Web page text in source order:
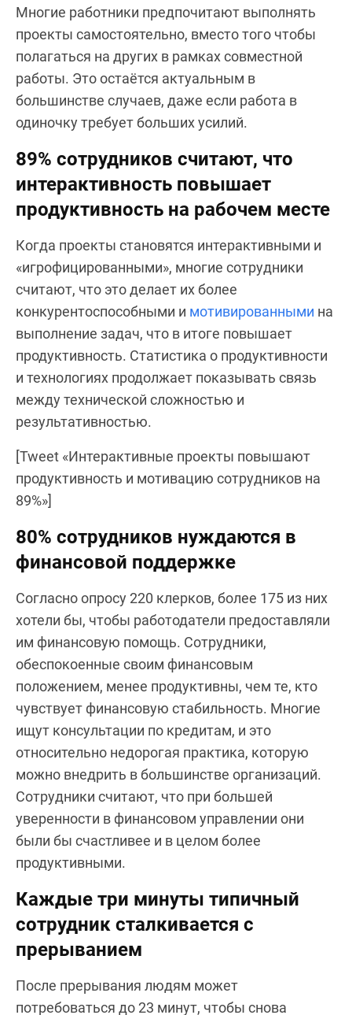
Многие работники предпочитают выполнять
проекты самостоятельно, вместо того чтобы
полагаться на других в рамках совместной
работы. Это остаётся актуальным в
большинстве случаев, даже если работа в
одиночку требует больших усилий.
89% сотрудников считают, что
интерактивность повышает
продуктивность на рабочем месте
Когда проекты становятся интерактивными и
«игрофицированными», многие сотрудники
считают, что это делает их более
конкурентоспособными и мотивированными на
выполнение задач, что в итоге повышает
продуктивность. Статистика о продуктивности
и технологиях продолжает показывать связь
между технической сложностью и
результативностью.
[Tweet «Интерактивные проекты повышают
продуктивность и мотивацию сотрудников на
89%»]
80% сотрудников нуждаются в
финансовой поддержке
Согласно опросу 220 клерков, более 175 из них
хотели бы, чтобы работодатели предоставляли
им финансовую помощь. Сотрудники,
обеспокоенные своим финансовым
положением, менее продуктивны, чем те, кто
чувствует финансовую стабильность. Многие
ищут консультации по кредитам, и это
относительно недорогая практика, которую
можно внедрить в большинстве организаций.
Сотрудники считают, что при большей
уверенности в финансовом управлении они
были бы счастливее и в целом более
продуктивными.
Каждые три минуты типичный
сотрудник сталкивается с
прерыванием
После прерывания людям может
потребоваться до 23 минут, чтобы снова